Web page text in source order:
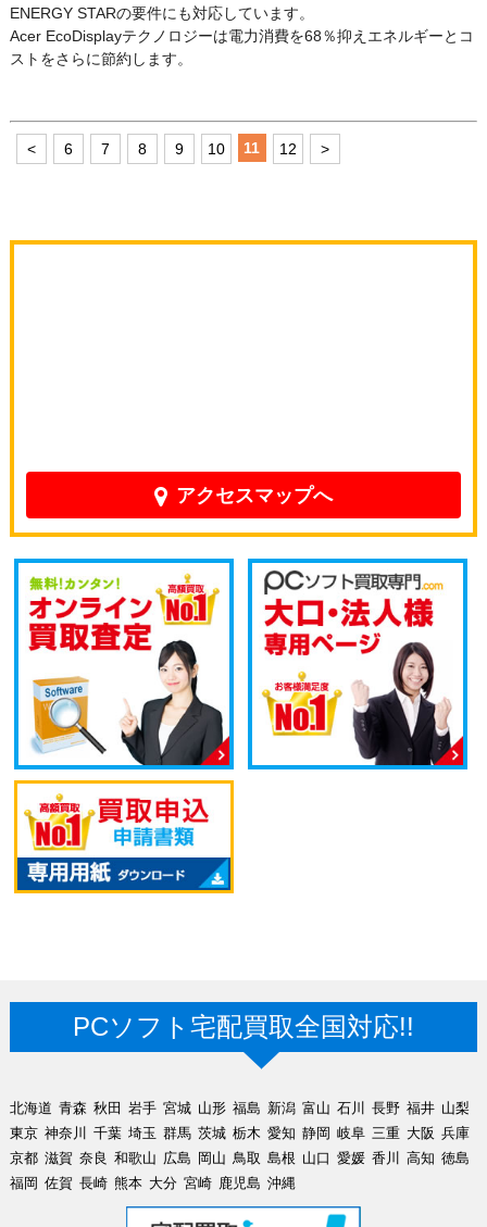
ENERGY STARの要件にも対応しています。
Acer EcoDisplayテクノロジーは電力消費を68％抑えエネルギーとコ
ストをさらに節約します。
< 6 7 8 9 10 11 12 >
アクセスマップへ
PCソフト宅配買取全国対応!!
北海道 青森 秋田 岩手 宮城 山形 福島 新潟 富山 石川 長野 福井 山梨
東京 神奈川 千葉 埼玉 群馬 茨城 栃木 愛知 静岡 岐阜 三重 大阪 兵庫
京都 滋賀 奈良 和歌山 広島 岡山 鳥取 島根 山口 愛媛 香川 高知 徳島
福岡 佐賀 長崎 熊本 大分 宮崎 鹿児島 沖縄